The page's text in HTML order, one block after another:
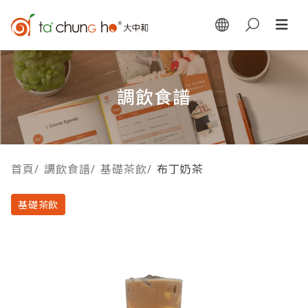
調飲食譜
首頁/ 調飲食譜/ 基礎茶飲/ 布丁奶茶
基礎茶飲